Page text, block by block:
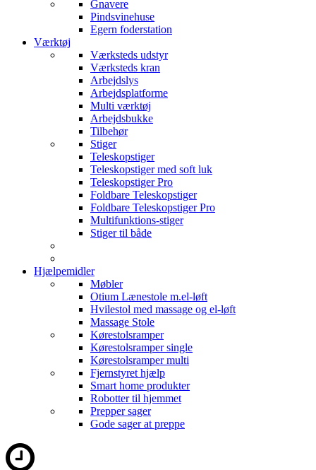
Gnavere
Pindsvinehuse
Egern foderstation
Værktøj
Værksteds udstyr
Værksteds kran
Arbejdslys
Arbejdsplatforme
Multi værktøj
Arbejdsbukke
Tilbehør
Stiger
Teleskopstiger
Teleskopstiger med soft luk
Teleskopstiger Pro
Foldbare Teleskopstiger
Foldbare Teleskopstiger Pro
Multifunktions-stiger
Stiger til både
Hjælpemidler
Møbler
Otium Lænestole m.el-løft
Hvilestol med massage og el-løft
Massage Stole
Kørestolsramper
Kørestolsramper single
Kørestolsramper multi
Fjernstyret hjælp
Smart home produkter
Robotter til hjemmet
Prepper sager
Gode sager at preppe